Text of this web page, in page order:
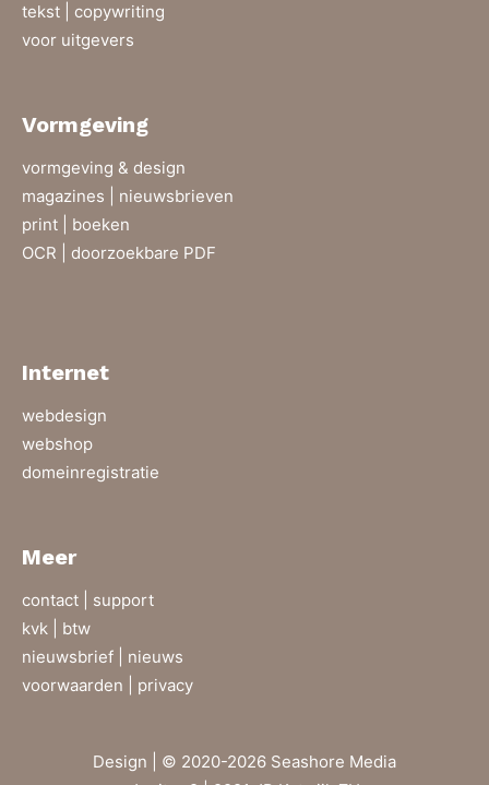
tekst | copywriting
voor uitgevers
Vormgeving
vormgeving & design
magazines | nieuwsbrieven
print | boeken
OCR | doorzoekbare PDF
Internet
webdesign
webshop
domeinregistratie
Meer
contact | support
kvk | btw
nieuwsbrief | nieuws
voorwaarden | privacy
Design | © 2020-2026 Seashore Media